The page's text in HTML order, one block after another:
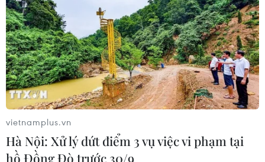
vietnamplus.vn
Hà Nội: Xử lý dứt điểm 3 vụ việc vi phạm tại
hồ Đồng Đò trước 30/9